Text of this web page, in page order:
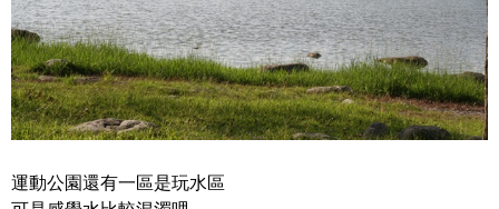
運動公園還有一區是玩水區